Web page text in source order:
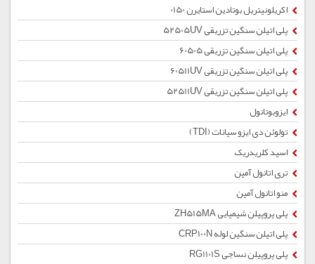
اکریلونیتریل بوتادین استایرن 0150
پلی اتیلن سنگین تزریقی 52505UV
پلی اتیلن سنگین تزریقی 60505
پلی اتیلن سنگین تزریقی 60511UV
پلی اتیلن سنگین تزریقی 52511UV
ایزوبوتانول
تولوئن دی ایزو سیانات (TDI)
اسید کلریدریک
تری اتانول آمین
منو اتانول آمین
پلی پروپیلن شیمیایی ZH515MA
پلی اتیلن سنگین لوله CRP100N
پلی پروپیلن نساجی RG1101S